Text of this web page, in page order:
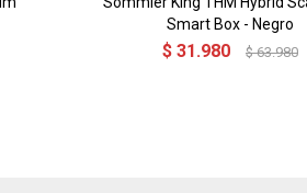
Smart Box - Negro
$ 31.980 $ 63.980